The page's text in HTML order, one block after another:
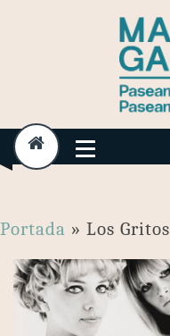
Portada » Los Gritos